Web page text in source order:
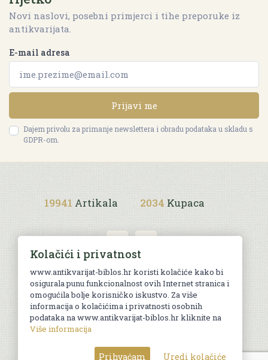
Novi naslovi, posebni primjerci i tihe preporuke iz
antikvarijata.
E-mail adresa
Prijavi me
Dajem privolu za primanje newslettera i obradu podataka u skladu s
GDPR-om.
19941 Artikala 2034 Kupaca
Uvjeti kupnje
© Sva prava pridržana. Web by
Kolačići i privatnost
www.antikvarijat-biblos.hr koristi kolačiće kako bi
osigurala punu funkcionalnost ovih Internet stranica i
omogućila bolje korisničko iskustvo. Za više
informacija o kolačićima i privatnosti osobnih
podataka na www.antikvarijat-biblos.hr kliknite na
Više informacija
Prihvaćam Uredi kolačiće